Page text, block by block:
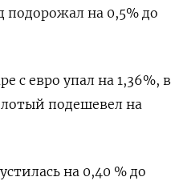
на 0,5% до
с евро упал на 1,36%, в
подешевел на
на 0,40 % до